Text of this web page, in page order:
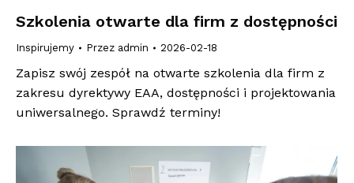
Szkolenia otwarte dla firm z dostępności
Inspirujemy Przez admin 2026-02-18
Zapisz swój zespół na otwarte szkolenia dla firm z
zakresu dyrektywy EAA, dostępności i projektowania
uniwersalnego. Sprawdź terminy!